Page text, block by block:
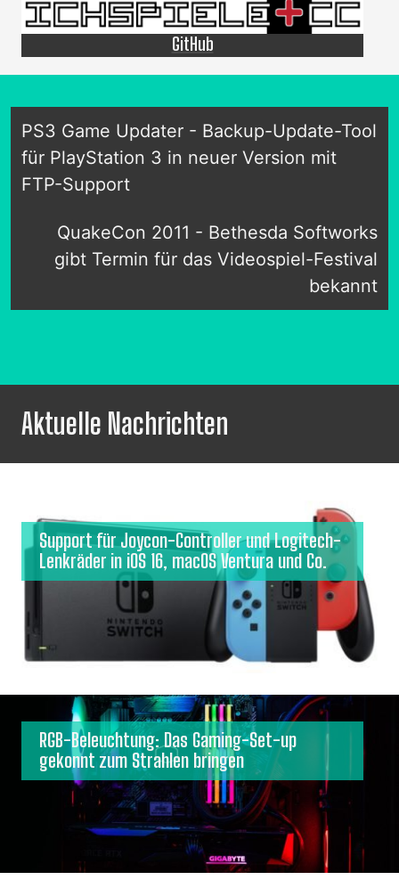
GitHub
PS3 Game Updater - Backup-Update-Tool
für PlayStation 3 in neuer Version mit
FTP-Support
QuakeCon 2011 - Bethesda Softworks
gibt Termin für das Videospiel-Festival
bekannt
Aktuelle Nachrichten
Support für Joycon-Controller und Logitech-
Lenkräder in iOS 16, macOS Ventura und Co.
RGB-Beleuchtung: Das Gaming-Set-up
gekonnt zum Strahlen bringen